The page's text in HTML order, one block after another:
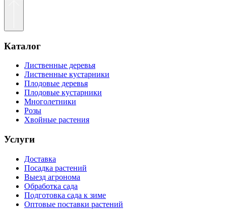
Каталог
Лиственные деревья
Лиственные кустарники
Плодовые деревья
Плодовые кустарники
Многолетники
Розы
Хвойные растения
Услуги
Доставка
Посадка растений
Выезд агронома
Обработка сада
Подготовка сада к зиме
Оптовые поставки растений